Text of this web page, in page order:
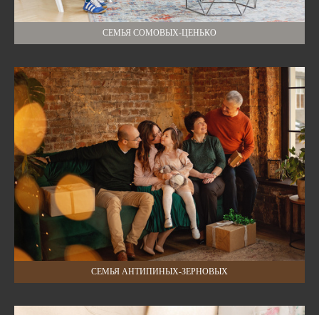
СЕМЬЯ СОМОВЫХ-ЦЕНЬКО
СЕМЬЯ АНТИПИНЫХ-ЗЕРНОВЫХ